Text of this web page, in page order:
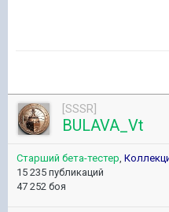
[SSSR]
BULAVA_Vt
Старший бета-тестер,
15 235 публикаций
47 252 боя